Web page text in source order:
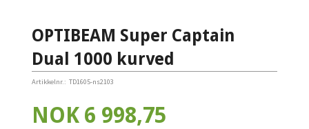
OPTIBEAM Super Captain
Dual 1000 kurved
Artikkelnr.: TD1605-ns2103
Pris
NOK 6 998,75